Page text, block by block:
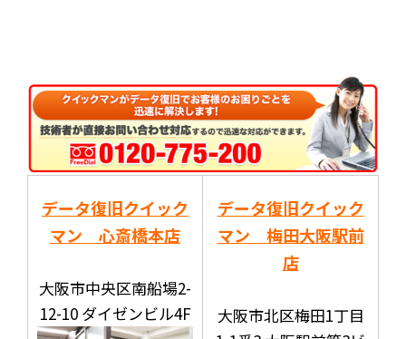
データ復旧クイック
マン 心斎橋本店
大阪市中央区南船場2-
12-10 ダイゼンビル4F
データ復旧クイック
マン 梅田大阪駅前
店
大阪市北区梅田1丁目